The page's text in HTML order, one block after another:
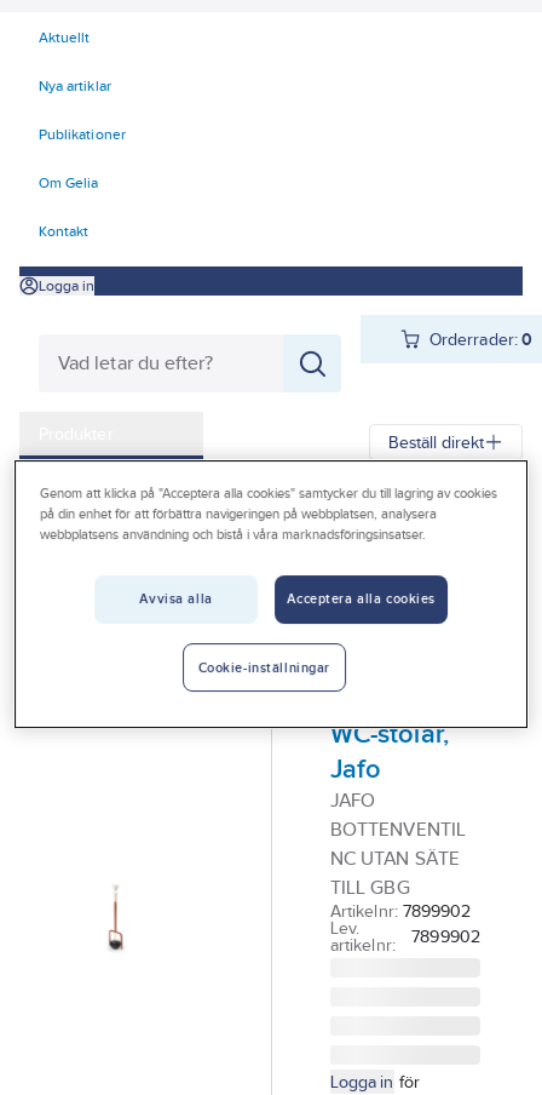
Aktuellt
Nya artiklar
Publikationer
Om Gelia
Kontakt
Logga in
Orderrader:0
Outlet
Beställ direkt
Gelia Produkter Värme & Sanitet
Bad, Dusch, WC och möbler
Sanitetsporslin
WC-stolar/Toaletter Tillbehör/reservdelar
JAFO
Bottenventil
Gustavsberg
WC-stolar,
Jafo
JAFO
BOTTENVENTIL
NC UTAN SÄTE
TILL GBG
Artikelnr: 7899902
Lev.
artikelnr:
7899902
Logga in för
Genom att klicka på "Acceptera alla cookies" samtycker du till lagring av cookies
på din enhet för att förbättra navigeringen på webbplatsen, analysera
webbplatsens användning och bistå i våra marknadsföringsinsatser.
Avvisa alla Acceptera alla cookies
Cookie-inställningar